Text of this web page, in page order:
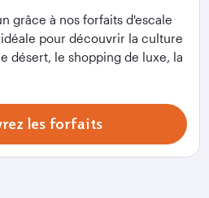
grâce à nos forfaits d'escale
pour découvrir la culture
désert, le shopping de luxe, la
les forfaits